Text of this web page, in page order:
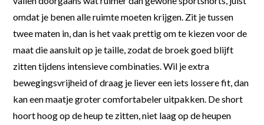
omdat je benen alle ruimte moeten krijgen. Zit je tussen
twee maten in, dan is het vaak prettig om te kiezen voor de
maat die aansluit op je taille, zodat de broek goed blijft
zitten tijdens intensieve combinaties. Wil je extra
bewegingsvrijheid of draag je liever een iets lossere fit, dan
kan een maatje groter comfortabeler uitpakken. De short
hoort hoog op de heup te zitten, niet laag op de heupen